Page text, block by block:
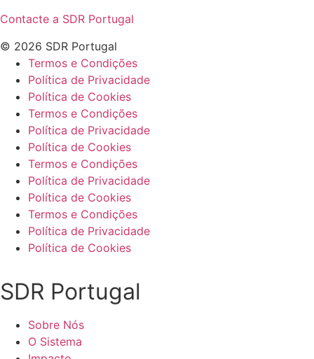
Contacte a SDR Portugal
© 2026 SDR Portugal
Termos e Condições
Política de Privacidade
Política de Cookies
Termos e Condições
Política de Privacidade
Política de Cookies
Termos e Condições
Política de Privacidade
Política de Cookies
Termos e Condições
Política de Privacidade
Política de Cookies
SDR Portugal
Sobre Nós
O Sistema